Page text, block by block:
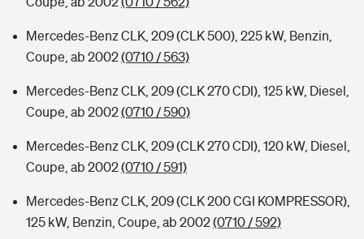
Mercedes-Benz CLK, 209 (CLK 500), 225 kW, Benzin,
Coupe, ab 2002(0710 / 563)
Mercedes-Benz CLK, 209 (CLK 270 CDI), 125 kW, Diesel,
Coupe, ab 2002(0710 / 590)
Mercedes-Benz CLK, 209 (CLK 270 CDI), 120 kW, Diesel,
Coupe, ab 2002(0710 / 591)
Mercedes-Benz CLK, 209 (CLK 200 CGI KOMPRESSOR),
125 kW, Benzin, Coupe, ab 2002(0710 / 592)